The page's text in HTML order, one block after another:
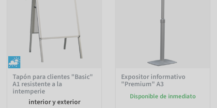
Tapón para clientes "Basic"
A1 resistente a la
intemperie
interior y exterior
Expositor informativo
"Premium" A3
Disponible de inmediato